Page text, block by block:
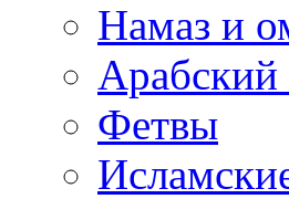
Намаз и
Арабский
Фетвы